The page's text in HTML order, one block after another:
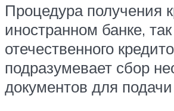
Процедура получения
иностранном банке,
отечественного
подразумевает сбор
документов для подачи